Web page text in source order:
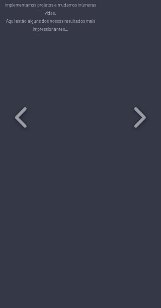
implementamos projetos e mudamos inúmeras
vidas.
Aqui estão alguns dos nossos resultados mais
impressionantes...